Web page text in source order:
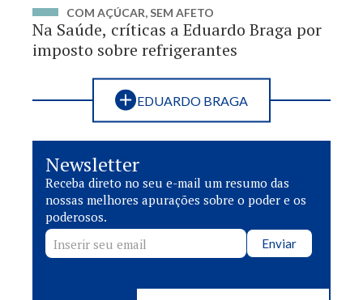
COM AÇÚCAR, SEM AFETO
Na Saúde, críticas a Eduardo Braga por
imposto sobre refrigerantes
EDUARDO BRAGA
Newsletter
Receba direto no seu e-mail um resumo das
nossas melhores apurações sobre o poder e os
poderosos.
Enviar